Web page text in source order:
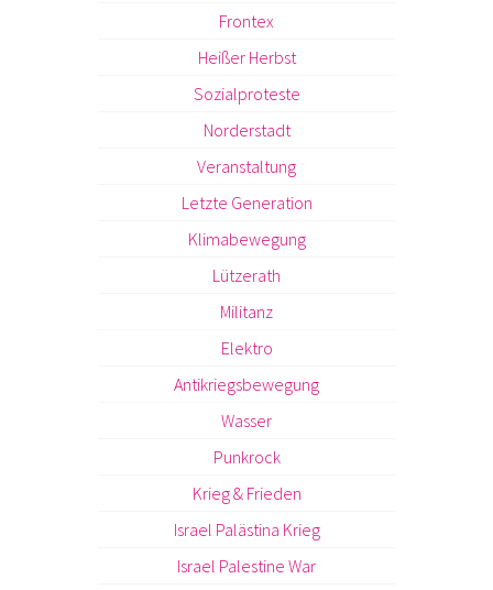
Frontex
Heißer Herbst
Sozialproteste
Norderstadt
Veranstaltung
Letzte Generation
Klimabewegung
Lützerath
Militanz
Elektro
Antikriegsbewegung
Wasser
Punkrock
Krieg & Frieden
Israel Palästina Krieg
Israel Palestine War